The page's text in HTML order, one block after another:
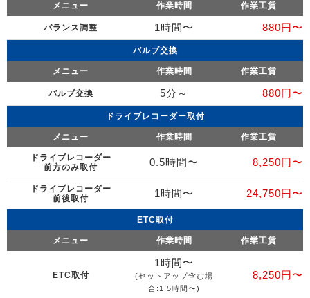
メニュー 作業時間 作業工賃
バランス調整 1時間〜 880円〜
バルブ交換
メニュー 作業時間 作業工賃
バルブ交換 5分～ 880円〜
ドライブレコーダー取付
メニュー 作業時間 作業工賃
ドライブレコーダー
前方のみ取付
0.5時間〜 8,250円〜
ドライブレコーダー
前後取付
1時間〜 24,750円〜
ETC取付
メニュー 作業時間 作業工賃
ETC取付
1時間〜
(セットアップ含む場
合:1.5時間〜)
8,250円〜